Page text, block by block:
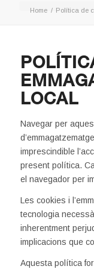
Home / Política de
LOCAL
Navegar per
imprescindible
present política.
el navegador per
Les cookies i
tecnologia
inherentment
implicacions que
Aquesta política